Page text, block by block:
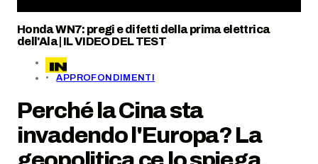
Honda WN7: pregi e difetti della prima elettrica
dell'Ala | IL VIDEO DEL TEST
APPROFONDIMENTI
Perché la Cina sta
invadendo l'Europa? La